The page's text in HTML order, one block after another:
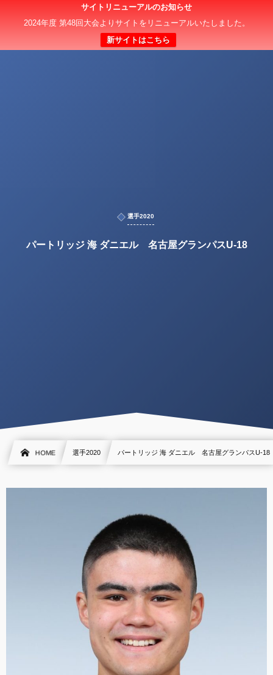
サイトリニューアルのお知らせ
2024年度 第48回大会よりサイトをリニューアルいたしました。
新サイトはこちら
選手2020
パートリッジ 海 ダニエル 名古屋グランパスU-18
HOME 選手2020 パートリッジ 海 ダニエル 名古屋グランパスU-18